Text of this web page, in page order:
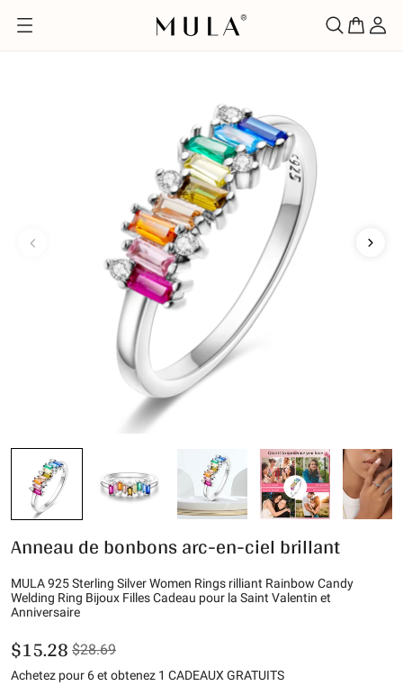
Anneau de bonbons arc-en-ciel brillant
MULA 925 Sterling Silver Women Rings rilliant Rainbow Candy
Welding Ring Bijoux Filles Cadeau pour la Saint Valentin et
Anniversaire
$15.28 $28.69
Achetez pour 6 et obtenez 1 CADEAUX GRATUITS